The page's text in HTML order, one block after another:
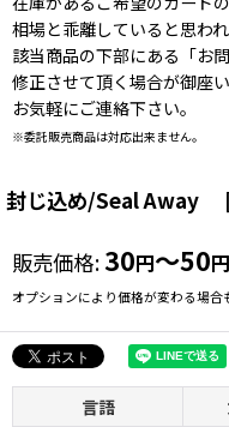
相場と乖離していると思われ
該当商品の下部にある「お
修正させて頂く場合が御座い
お気軽にご連絡下さい。
※委託販売商品は対応出来ません。
封じ込め/Seal Away
販売価格:30円～50円
オプションにより価格が変わる場合
言語